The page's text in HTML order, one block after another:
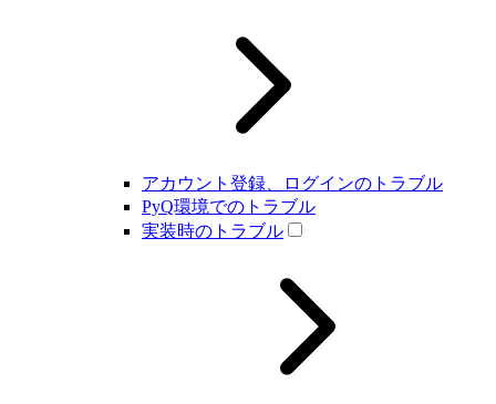
アカウント登録、ログインのトラブル
PyQ環境でのトラブル
実装時のトラブル